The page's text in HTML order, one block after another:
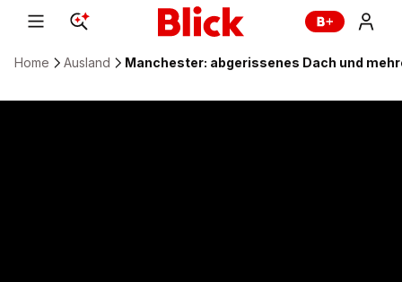
Home Ausland Manchester: abgerissenes Dach und